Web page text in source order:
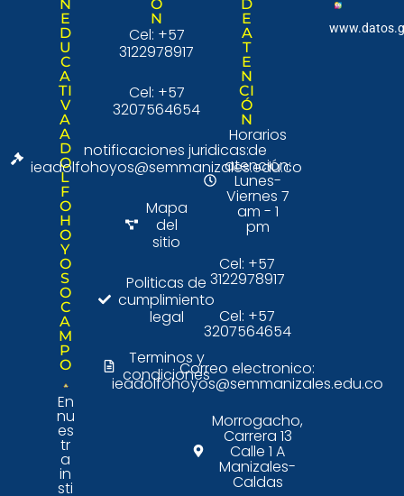
N
E
D
U
C
A
TI
V
A
A
D
O
L
F
O
H
O
Y
O
S
O
C
A
M
P
O
En
nu
es
tr
a
in
sti
Ó
N
Cel: +57
3122978917
Cel: +57
3207564654
notificaciones juridicas:
ieadolfohoyos@semmanizales.edu.co
Mapa
del
sitio
Politicas de
cumplimiento
legal
Terminos y
condiciones
D
E
A
T
E
N
CI
Ó
N
Horarios
de
atención:
Lunes-
Viernes 7
am - 1
pm
Cel: +57
3122978917
Cel: +57
3207564654
Correo electronico:
ieadolfohoyos@semmanizales.edu.co
Morrogacho,
Carrera 13
Calle 1 A
Manizales-
Caldas